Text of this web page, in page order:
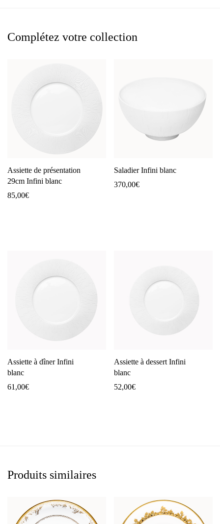
Complétez votre collection
Assiette de présentation
29cm Infini blanc
85,00€
Saladier Infini blanc
370,00€
Assiette à dîner Infini
blanc
61,00€
Assiette à dessert Infini
blanc
52,00€
Produits similaires